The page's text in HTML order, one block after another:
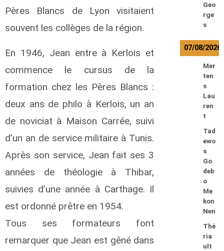
Pères Blancs de Lyon visitaient
souvent les collèges de la région.
En 1946, Jean entre à Kerlois et
commence le cursus de la
formation chez les Pères Blancs :
deux ans de philo à Kerlois, un an
de noviciat à Maison Carrée, suivi
d’un an de service militaire à Tunis.
Après son service, Jean fait ses 3
années de théologie à Thibar,
suivies d’une année à Carthage. Il
est ordonné prêtre en 1954.
Tous ses formateurs font
remarquer que Jean est gêné dans
Geo
rge
s
07/08/2026
Mer
ten
s
Lau
ren
t
Tad
ewo
s
Go
deb
o
Me
kon
Nen
Thé
ria
ult